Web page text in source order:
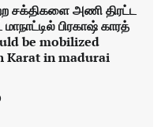
சக்திகளை அணி திரட்ட
பிரகாஷ் காரத்
be mobilized
Karat in madurai